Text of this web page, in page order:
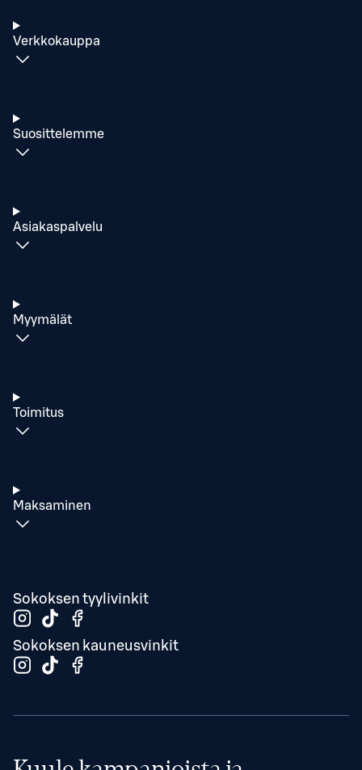
Verkkokauppa
Suosittelemme
Asiakaspalvelu
Myymälät
Toimitus
Maksaminen
Sokoksen tyylivinkit
Sokoksen kauneusvinkit